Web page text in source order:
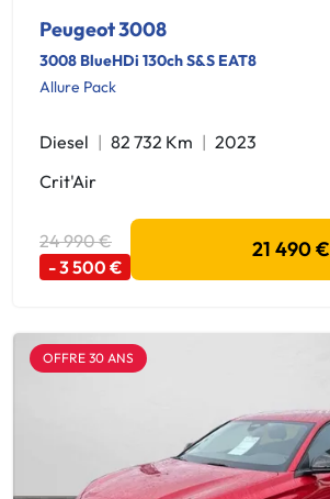
Peugeot 3008
3008 BlueHDi 130ch S&S EAT8
Allure Pack
Diesel 82 732 Km
2023
Crit'Air
24 990 €
- 3 500 €
21 490 €
OFFRE 30 ANS